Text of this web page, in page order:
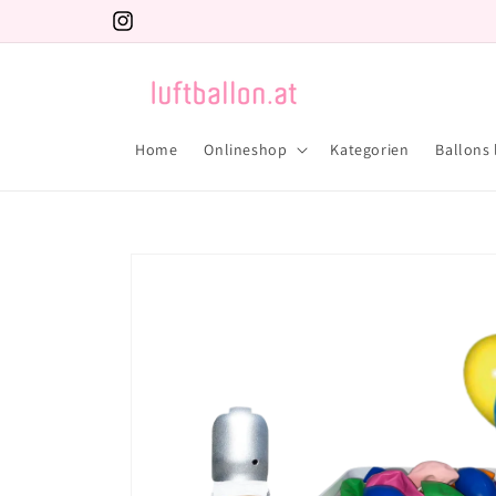
Inhalt
Instagram
Home Onlineshop Kategorien Ballons